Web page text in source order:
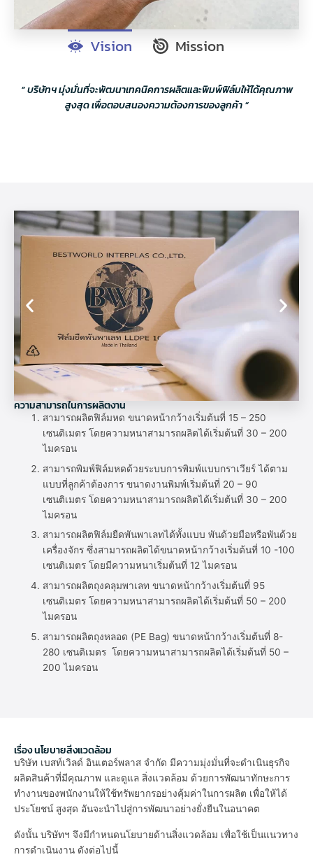
Vision Mission
” บริษัทฯ มุ่งมั่นที่จะพัฒนาเทคนิคการผลิตและพิมพ์ฟิล์มให้ได้คุณภาพ
สูงสุด เพื่อตอบสนองความต้องการของลูกค้า “
ความสามารถในการผลิตงาน
สามารถผลิตฟิล์มหด ขนาดหน้ากว้างเริ่มต้นที่ 15 – 250
เซนติเมตร โดยความหนาสามารถผลิตได้เริ่มต้นที่ 30 – 200
ไมครอน
สามารถพิมพ์ฟิล์มหดด้วยระบบการพิมพ์แบบกราเวียร์ ได้ตาม
แบบที่ลูกค้าต้องการ ขนาดงานพิมพ์เริ่มต้นที่ 20 – 90
เซนติเมตร โดยความหนาสามารถผลิตได้เริ่มต้นที่ 30 – 200
ไมครอน
สามารถผลิตฟิล์มยืดพันพาเลทได้ทั้งแบบ พันด้วยมือหรือพันด้วย
เครื่องจักร ซึ่งสามารถผลิตได้ขนาดหน้ากว้างเริ่มต้นที่ 10 -100
เซนติเมตร โดยมีความหนาเริ่มต้นที่ 12 ไมครอน
สามารถผลิตถุงคลุมพาเลท ขนาดหน้ากว้างเริ่มต้นที่ 95
เซนติเมตร โดยความหนาสามารถผลิตได้เริ่มต้นที่ 50 – 200
ไมครอน
สามารถผลิตถุงหลอด (PE Bag) ขนาดหน้ากว้างเริ่มต้นที่ 8-
280 เซนติเมตร โดยความหนาสามารถผลิตได้เริ่มต้นที่ 50 –
200 ไมครอน
เรื่อง นโยบายสิ่งแวดล้อม
บริษัท เบสท์เวิลด์ อินเตอร์พลาส จำกัด มีความมุ่งมั่นที่จะดำเนินธุรกิจ
ผลิตสินค้าที่มีคุณภาพ และดูแล สิ่งแวดล้อม ด้วยการพัฒนาทักษะการ
ทำงานของพนักงานให้ใช้ทรัพยากรอย่างคุ้มค่าในการผลิต เพื่อให้ได้
ประโยชน์ สูงสุด อันจะนำไปสู่การพัฒนาอย่างยั่งยืนในอนาคต
ดังนั้น บริษัทฯ จึงมีกำหนดนโยบายด้านสิ่งแวดล้อม เพื่อใช้เป็นแนวทาง
การดำเนินงาน ดังต่อไปนี้